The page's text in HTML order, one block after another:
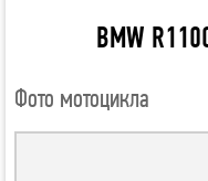
BMW
Фото мотоцикла